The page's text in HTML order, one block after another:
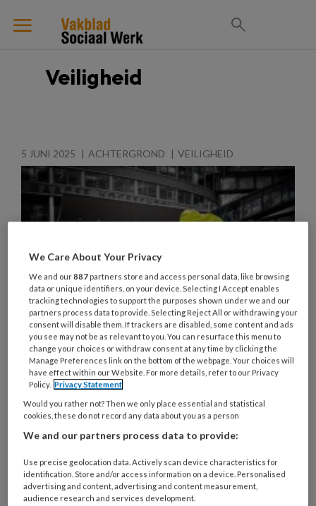
Veiligheid
5 JUNI 2025 ACHTERGROND VEILIGHEID
Publieke ruimte voor persoonlijke
verhalen
Afgelopen oktober stond er op het plein voor De
Haagse Hogeschool veertien dagen achtereen
een indrukwekkend kunstwerk. Het kunstwerk
en het programma eromheen transformeerden
het plein in een ruimte van bewustwording rond
We Care About Your Privacy
We and our887 partners store and access personal data, like browsing
data or unique identifiers, on your device. Selecting I Accept enables
tracking technologies to support the purposes shown under we and our
partners process data to provide. Selecting Reject All or withdrawing your
consent will disable them. If trackers are disabled, some content and ads
you see may not be as relevant to you. You can resurface this menu to
change your choices or withdraw consent at any time by clicking the
Manage Preferences link on the bottom of the webpage. Your choices will
have effect within our Website. For more details, refer to our Privacy
Policy. Privacy Statement
Would you rather not? Then we only place essential and statistical
cookies, these do not record any data about you as a person
We and our partners process data to provide:
Use precise geolocation data. Actively scan device characteristics for
identification. Store and/or access information on a device. Personalised
advertising and content, advertising and content measurement,
audience research and services development.